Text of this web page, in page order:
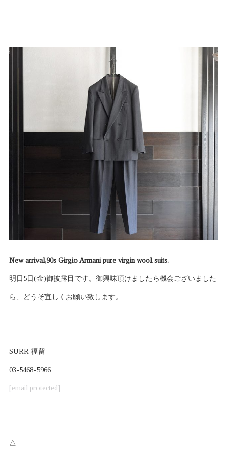
New arrival,90s Girgio Armani pure virgin wool suits.
明日5日(金)御披露目です。御興味頂けましたら機会ございました
ら、どうぞ宜しくお願い致します。
SURR 福留
03-5468-5966
[email protected]
△